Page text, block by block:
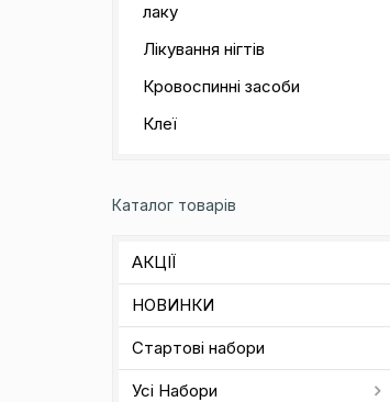
лаку
Лікування нігтів
Кровоспинні засоби
Клеї
Каталог товарів
АКЦІЇ
НОВИНКИ
Стартові набори
Усі Набори